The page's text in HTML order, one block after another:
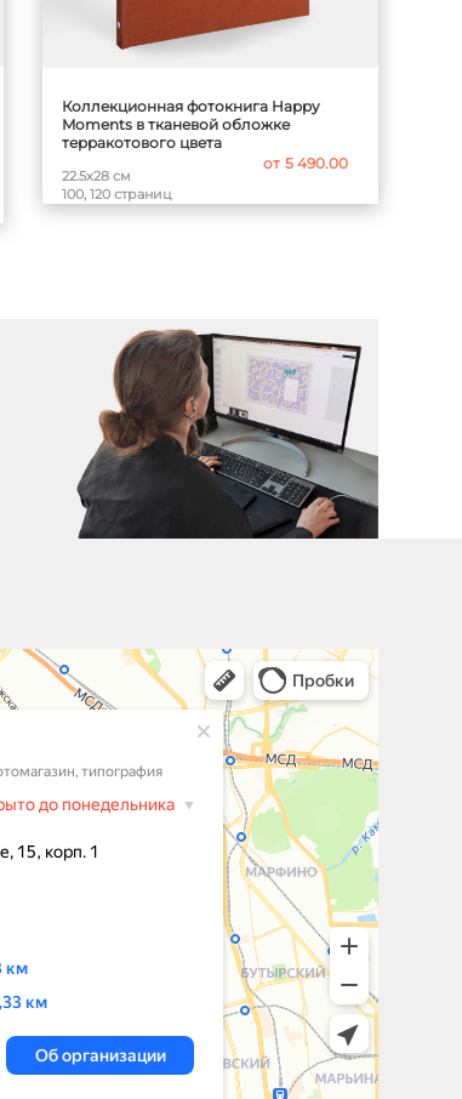
Коллекционная фотокнига Happy
Moments в тканевой обложке
терракотового цвета
от 5 490.00
22.5х28 см
100, 120 страниц